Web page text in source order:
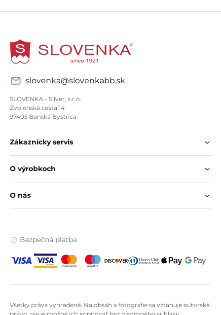
slovenka@slovenkabb.sk
SLOVENKA - Silver, s.r.o.
Zvolenská cesta 14
97405 Banská Bystrica
Zákaznícky servis
O výrobkoch
O nás
Bezpečná platba
Všetky práva vyhradené. Na obsah a fotografie sa vzťahuje autorské